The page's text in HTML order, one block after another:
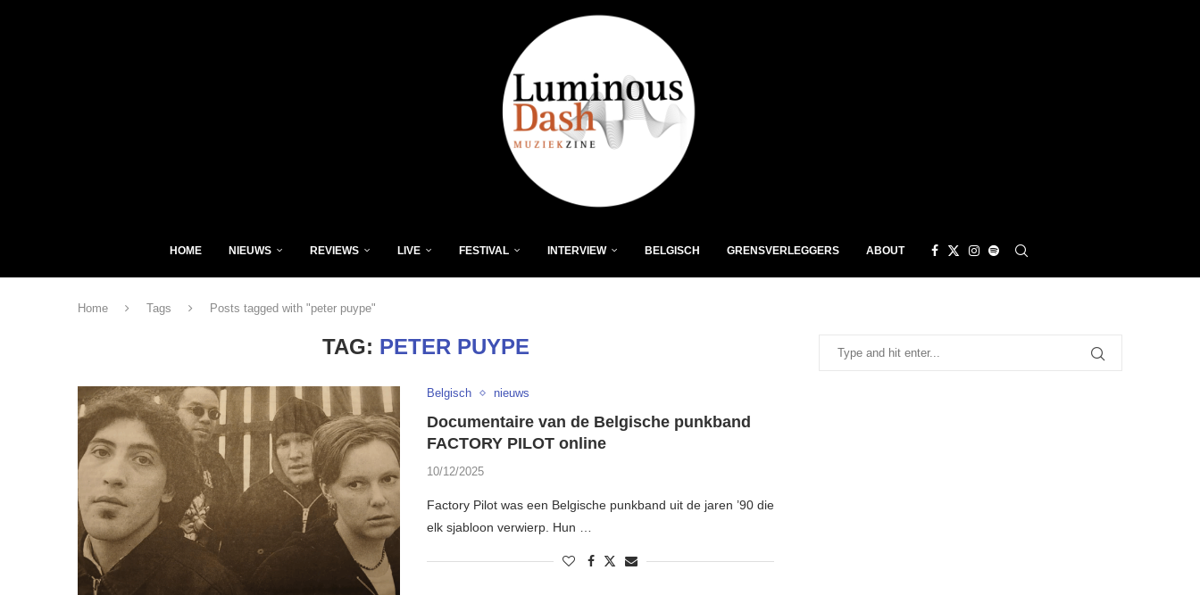
HOME NIEUWS REVIEWS LIVE FESTIVAL INTERVIEW BELGISCH GRENSVERLEGGERS ABOUT
Home Tags Posts tagged with "peter puype"
TAG: PETER PUYPE
Belgisch nieuws
Documentaire van de Belgische punkband
FACTORY PILOT online
10/12/2025
Factory Pilot was een Belgische punkband uit de jaren ’90 die
elk sjabloon verwierp. Hun …